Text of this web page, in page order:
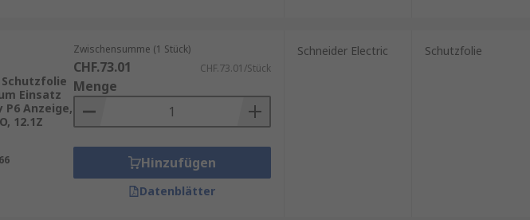
Einsatz
P6 Anzeige,
12.1Z
Zwischensumme (1 Stück)
CHF.73.01 CHF.73.01/Stück
Menge
Hinzufügen
Datenblätter
Schneider Electric Schutzfolie